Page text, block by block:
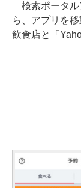
検索ポータル
ら、アプリを
飲食店と「